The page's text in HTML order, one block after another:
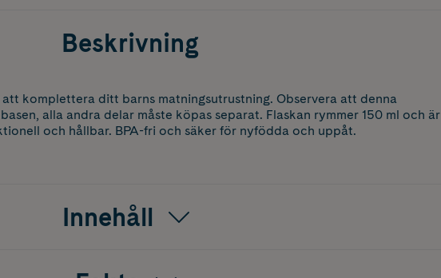
Beskrivning
komplettera ditt barns matningsutrustning. Observera att denna
alla andra delar måste köpas separat. Flaskan rymmer 150 ml och är
och hållbar. BPA-fri och säker för nyfödda och uppåt.
Innehåll